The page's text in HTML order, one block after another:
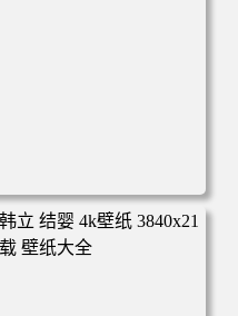
休闲 夏日壁纸 治愈系 童
面 高清壁纸 壁纸下载 壁